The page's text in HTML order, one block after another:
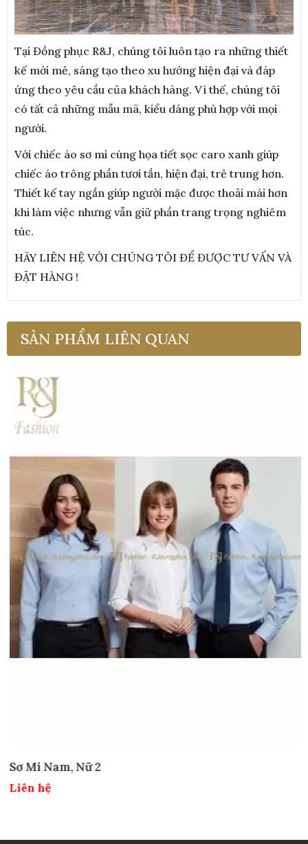
Tại Đồng phục R&J, chúng tôi luôn tạo ra những thiết
kế mới mẻ, sáng tạo theo xu hướng hiện đại và đáp
ứng theo yêu cầu của khách hàng. Vì thế, chúng tôi
có tất cả những mẫu mã, kiểu dáng phù hợp với mọi
người.
Với chiếc áo sơ mi cùng họa tiết sọc caro xanh giúp
chiếc áo trông phần tươi tắn, hiện đại, trẻ trung hơn.
Thiết kế tay ngắn giúp người mặc được thoải mái hơn
khi làm việc nhưng vẫn giữ phần trang trọng nghiêm
túc.
HÃY LIÊN HỆ VỚI CHÚNG TÔI ĐỂ ĐƯỢC TƯ VẤN VÀ
ĐẶT HÀNG !
SẢN PHẨM LIÊN QUAN
Sơ Mi Nam, Nữ 2
Liên hệ